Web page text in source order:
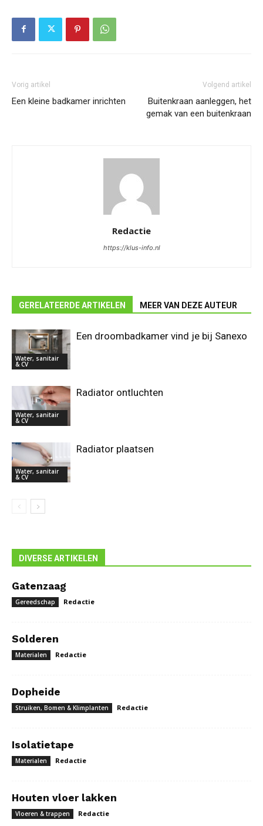
Vorig artikel
Een kleine badkamer inrichten
Volgend artikel
Buitenkraan aanleggen, het
gemak van een buitenkraan
Redactie
https://klus-info.nl
GERELATEERDE ARTIKELEN MEER VAN DEZE AUTEUR
Water, sanitair
& CV
Een droombadkamer vind je bij Sanexo
Water, sanitair
& CV
Radiator ontluchten
Water, sanitair
& CV
Radiator plaatsen
DIVERSE ARTIKELEN
Gatenzaag
Gereedschap Redactie
Solderen
Materialen Redactie
Dopheide
Struiken, Bomen & Klimplanten Redactie
Isolatietape
Materialen Redactie
Houten vloer lakken
Vloeren & trappen Redactie